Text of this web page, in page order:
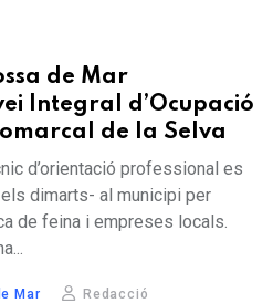
de Mar
Integral d’Ocupació
de la Selva
d’orientació professional es
dimarts- al municipi per
de feina i empreses locals.
Mar Redacció